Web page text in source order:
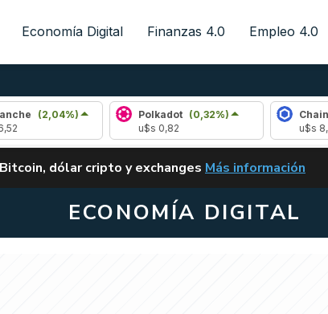
Economía Digital Finanzas 4.0 Empleo 4.0
Polkadot
(0,32%)
Chainlink
dólar cripto y exchanges CLARITY ACT EN
Más información
ECONOMÍA DIGITAL